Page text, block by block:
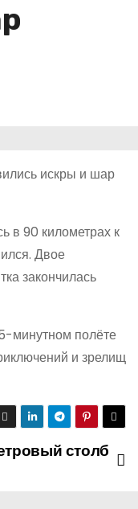
искры и шар
в 90 километрах к
Двое
закончилась
минутном полёте
и зрелищ
столб